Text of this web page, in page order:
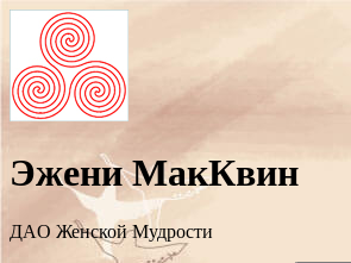
Эжени МакКвин
ДAO Женской Мудрости